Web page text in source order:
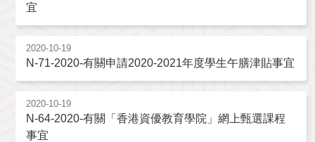
宜
2020-10-19
N-71-2020-有關申請2020-2021年度學生午膳津貼事宜
2020-10-19
N-64-2020-有關「香港資優教育學院」網上甄選課程
事宜